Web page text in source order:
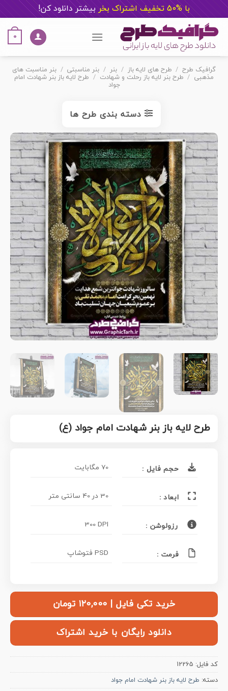
با %50 تخفیف اشتراک بخر بیشتر دانلود کن!
content
0
گرافیک طرح / طرح های لایه باز / بنر / بنر مناسبتی / بنر مناسبت های
مذهبی / طرح بنر لایه باز رحلت و شهادت / طرح لایه باز بنر شهادت امام
جواد
دسته بندی طرح ها
طرح لایه باز بنر شهادت امام جواد (ع)
حجم فایل : 70 مگابایت
ابعاد : 30 در 40 سانتی متر
رزولوشن : 300 DPI
فرمت : PSD فتوشاپ
خرید تکی فایل | ۱۲۰,۰۰۰ تومان
دانلود رایگان با خرید اشتراک
کد فایل: 12265
دسته: طرح لایه باز بنر شهادت امام جواد